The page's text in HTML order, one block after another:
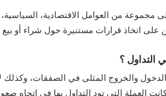
من العوامل الاقتصادية، السياسية،
اتخاذ قرارات مستنيرة حول شراء أو بيع
التداول ؟
والخروج المثلى في الصفقات، وكذلك
العملة التي تود التداول بها في اتجاه